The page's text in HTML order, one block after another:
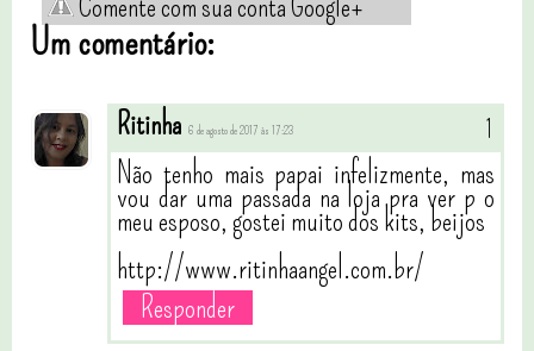
Um comentário:
Ritinha 6 de agosto de 2017 às 17:23
Não tenho mais papai infelizmente, mas
vou dar uma passada na loja pra ver p o
meu esposo, gostei muito dos kits, beijos
http://www.ritinhaangel.com.br/
Responder